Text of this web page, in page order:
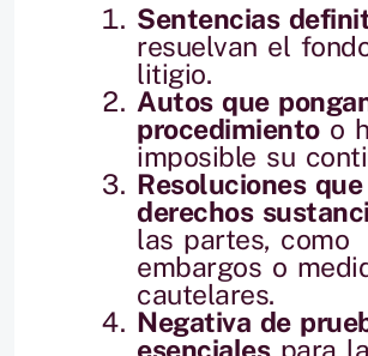
Sentencias
resuelvan el
litigio.
Autos que
procedimientoo
imposible su
Resoluciones
derechos
las partes, como
embargos o
cautelares.
Negativa de
esencialespara la